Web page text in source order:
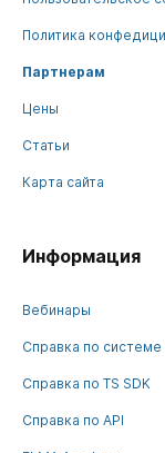
Политика
Партнерам
Цены
Статьи
Карта сайта
Информация
Вебинары
Справка по системе
Справка по TS SDK
Справка по API